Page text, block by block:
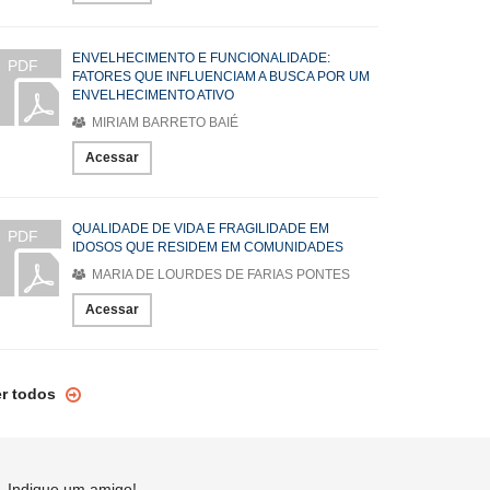
PDF
ENVELHECIMENTO E FUNCIONALIDADE:
FATORES QUE INFLUENCIAM A BUSCA POR UM
ENVELHECIMENTO ATIVO
MIRIAM BARRETO BAIÉ
Acessar
PDF
QUALIDADE DE VIDA E FRAGILIDADE EM
IDOSOS QUE RESIDEM EM COMUNIDADES
MARIA DE LOURDES DE FARIAS PONTES
Acessar
todos